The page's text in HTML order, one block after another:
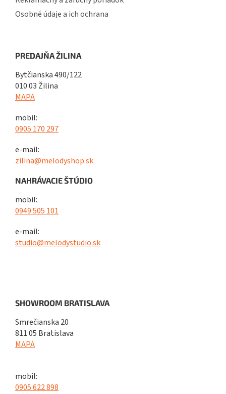
Osobné údaje a ich ochrana
PREDAJŇA ŽILINA
Bytčianska 490/122
010 03 Žilina
MAPA
mobil:
0905 170 297
e-mail:
zilina@melodyshop.sk
NAHRÁVACIE ŠTÚDIO
mobil:
0949 505 101
e-mail:
studio@melodystudio.sk
SHOWROOM BRATISLAVA
Smrečianska 20
811 05 Bratislava
MAPA
mobil:
0905 622 898